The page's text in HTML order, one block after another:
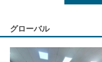
グローバル